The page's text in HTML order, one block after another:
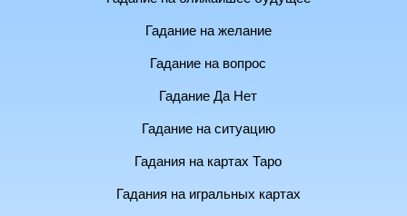
Гадание на желание
Гадание на вопрос
Гадание Да Нет
Гадание на ситуацию
Гадания на картах Таро
Гадания на игральных картах